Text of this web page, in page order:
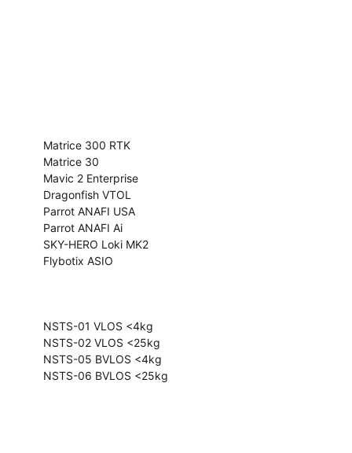
Matrice 300 RTK
Matrice 30
Mavic 2 Enterprise
Dragonfish VTOL
Parrot ANAFI USA
Parrot ANAFI Ai
SKY-HERO Loki MK2
Flybotix ASIO
NSTS-01 VLOS <4kg
NSTS-02 VLOS <25kg
NSTS-05 BVLOS <4kg
NSTS-06 BVLOS <25kg